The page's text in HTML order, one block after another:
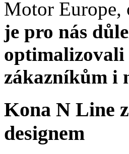
Motor Europe,
je pro nás
optimalizovali
zákazníkům i
Kona N Line
designem